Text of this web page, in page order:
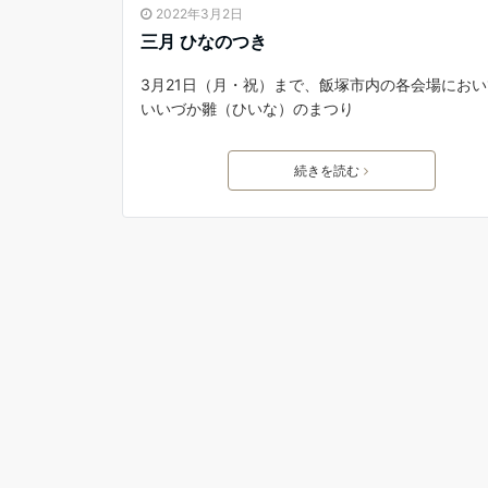
2022年3月2日
三月 ひなのつき
3月21日（月・祝）まで、飯塚市内の各会場にお
いいづか雛（ひいな）のまつり
続きを読む